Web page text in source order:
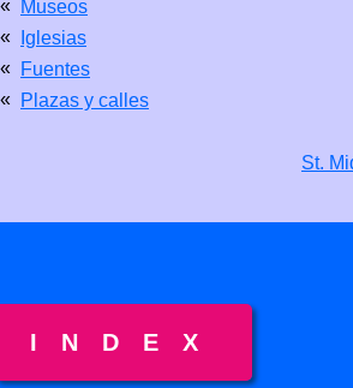
St.
« Museos
«
Iglesias
« Fuentes
« Plazas y calles
INDEX